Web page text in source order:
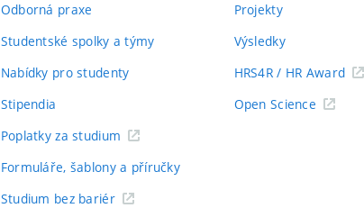
Odborná praxe
Studentské spolky a týmy
Nabídky pro studenty
Stipendia
Poplatky za studium
Formuláře, šablony a příručky
Studium bez bariér
Projekty
Výsledky
HRS4R / HR Award
Open Science